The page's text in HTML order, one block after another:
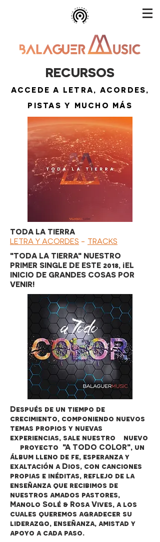
RECURSOS
ACCEDE A LETRA, ACORDES,
PISTAS Y MUCHO MÁS
TODA LA TIERRA
LETRA Y ACORDES - TRACKS
"TODA LA TIERRA" NUESTRO
PRIMER SINGLE DE ESTE 2018, ¡EL
INICIO DE GRANDES COSAS POR
VENIR!
Después de un tiempo de
crecimiento, componiendo nuevos
temas propios y nuevas
experiencias, sale nuestro nuevo
proyecto "A TODO COLOR", un
álbum lleno de fe, esperanza y
exaltación a Dios, con canciones
propias e inéditas, reflejo de la
enseñanza que recibimos de
nuestros amados pastores,
Manolo Solé & Rosa Vives, a los
cuales queremos agradecer su
liderazgo, enseñanza, amistad y
apoyo a cada paso.